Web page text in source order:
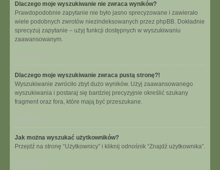
Dlaczego moje wyszukiwanie nie zwraca wyników?
Prawdopodobnie zapytanie nie było jasno sprecyzowane i zawierało
wiele podobnych zwrotów niezindeksowanych przez phpBB. Dokładnie
sprecyzuj zapytanie – użyj funkcji dostępnych w wyszukiwaniu
zaawansowanym.
Dlaczego moje wyszukiwanie zwraca pustą stronę?!
Wyszukiwanie zwróciło zbyt dużo wyników. Użyj zaawansowanego
wyszukiwania i postaraj się bardziej precyzyjnie określić szukany
fragment oraz fora, które mają być przeszukane.
Jak można wyszukać użytkowników?
Przejdź na stronę “Użytkownicy” i kliknij odnośnik “Znajdź użytkownika”.